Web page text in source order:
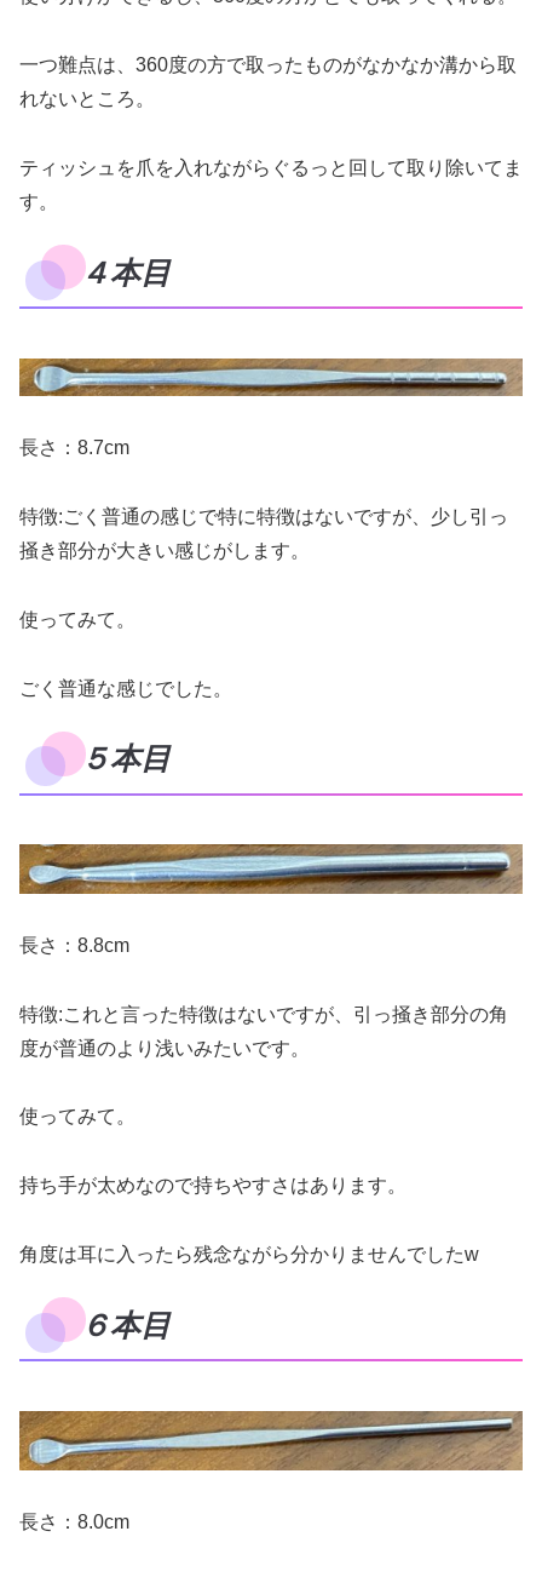
一つ難点は、360度の方で取ったものがなかなか溝から取
れないところ。
ティッシュを爪を入れながらぐるっと回して取り除いてま
す。
４本目
長さ：8.7cm
特徴:ごく普通の感じで特に特徴はないですが、少し引っ
掻き部分が大きい感じがします。
使ってみて。
ごく普通な感じでした。
５本目
長さ：8.8cm
特徴:これと言った特徴はないですが、引っ掻き部分の角
度が普通のより浅いみたいです。
使ってみて。
持ち手が太めなので持ちやすさはあります。
角度は耳に入ったら残念ながら分かりませんでしたw
６本目
長さ：8.0cm